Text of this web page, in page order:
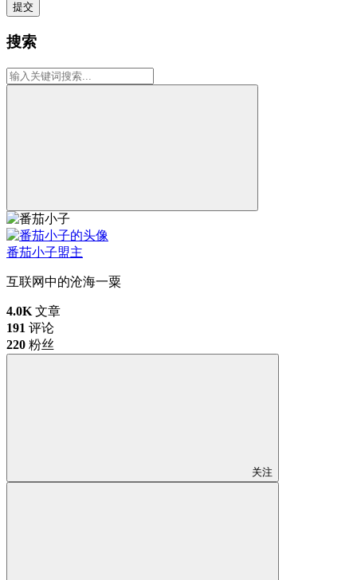
提交
搜索
番茄小子盟主
互联网中的沧海一粟
4.0K 文章
191 评论
220 粉丝
关注